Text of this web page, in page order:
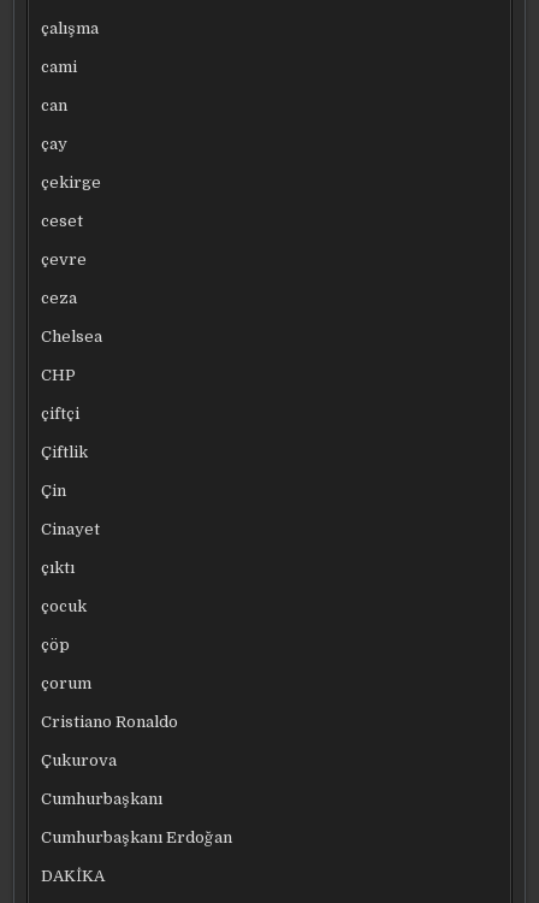
çalışma
cami
can
çay
çekirge
ceset
çevre
ceza
Chelsea
CHP
çiftçi
Çiftlik
Çin
Cinayet
çıktı
çocuk
çöp
çorum
Cristiano Ronaldo
Çukurova
Cumhurbaşkanı
Cumhurbaşkanı Erdoğan
DAKİKA